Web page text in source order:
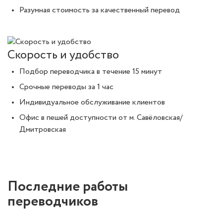
Разумная стоимость за качественный перевод
Скорость и удобство
Подбор переводчика в течение 15 минут
Срочные переводы за 1 час
Индивидуальное обслуживание клиентов
Офис в пешей доступности от м. Савёловская/
Дмитровская
Последние работы
переводчиков